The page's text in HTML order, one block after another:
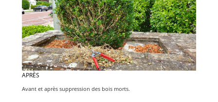
APRÈS
Avant et après suppression des bois morts.